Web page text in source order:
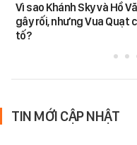
Vì sao Khánh Sky và Hồ
gây rối, nhưng Vua Quạt
tố?
TIN MỚI CẬP NHẬT